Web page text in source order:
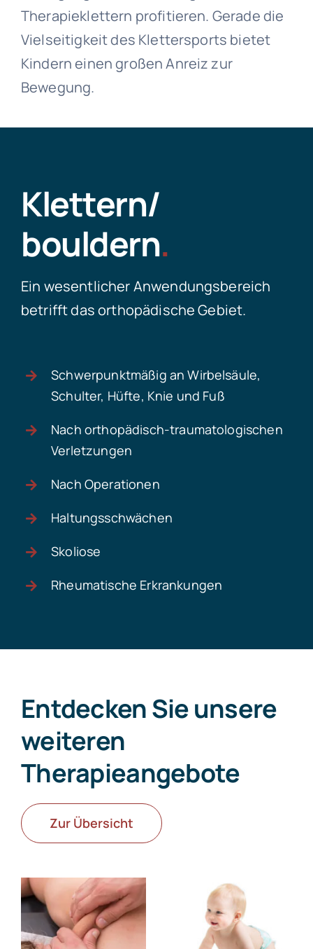
Therapieklettern profitieren. Gerade die
Vielseitigkeit des Klettersports bietet
Kindern einen großen Anreiz zur
Bewegung.
Klettern/
bouldern.
Ein wesentlicher Anwendungsbereich
betrifft das orthopädische Gebiet.
Schwerpunktmäßig an Wirbelsäule,
Schulter, Hüfte, Knie und Fuß
Nach orthopädisch-traumatologischen
Verletzungen
Nach Operationen
Haltungsschwächen
Skoliose
Rheumatische Erkrankungen
Entdecken Sie unsere
weiteren
Therapieangebote
Zur Übersicht